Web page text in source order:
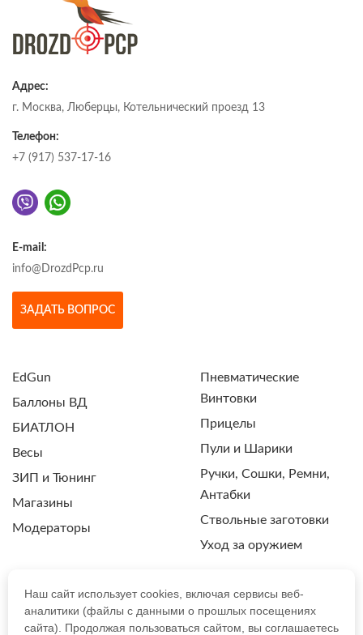
Адрес:
г. Москва, Люберцы, Котельнический проезд 13
Телефон:
+7 (917) 537-17-16
E-mail:
info@DrozdPcp.ru
ЗАДАТЬ ВОПРОС
EdGun
Баллоны ВД
БИАТЛОН
Весы
ЗИП и Тюнинг
Магазины
Модераторы
Пневматические
Винтовки
Прицелы
Пули и Шарики
Ручки, Сошки, Ремни,
Антабки
Ствольные заготовки
Уход за оружием
ПОЛИТИКА КОНФИДЕНЦИАЛЬНОСТИ
Наш сайт использует cookies, включая сервисы веб-
аналитики (файлы с данными о прошлых посещениях
сайта). Продолжая пользоваться сайтом, вы соглашаетесь